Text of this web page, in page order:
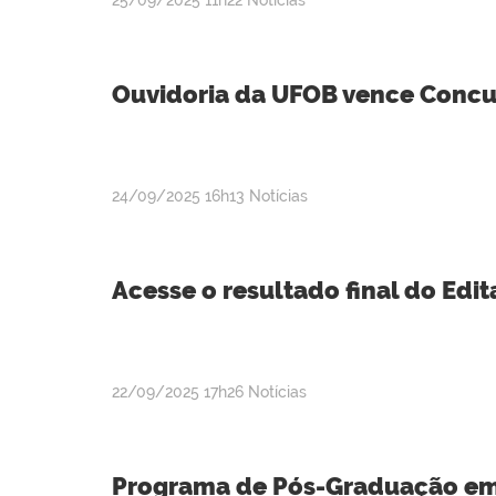
Ouvidoria da UFOB vence
publicado
24/09/2025 16h13 Notícias
Acesse o resultado final do
publicado
22/09/2025 17h26 Notícias
Programa de Pós-Graduação